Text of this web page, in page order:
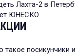
Лахта-2 в
ЮНЕСКО
такое посикунчики